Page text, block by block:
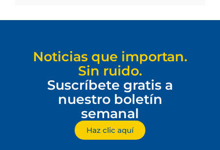
Noticias que importan.
Sin ruido.
Suscríbete gratis a
nuestro boletín
semanal
Haz clic aquí